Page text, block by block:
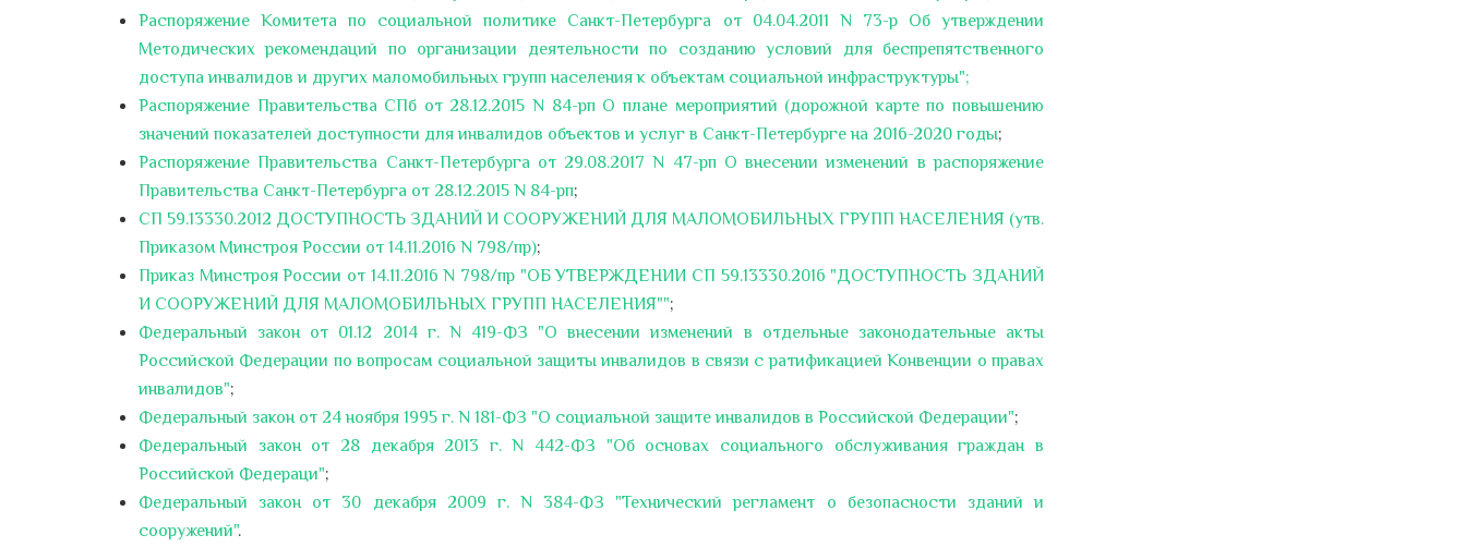
Распоряжение Комитета по социальной политике Санкт-Петербурга от 04.04.2011 N 73-р Об утверждении
Методических рекомендаций по организации деятельности по созданию условий для беспрепятственного
доступа инвалидов и других маломобильных групп населения к объектам социальной инфраструктуры";
Распоряжение Правительства СПб от 28.12.2015 N 84-рп О плане мероприятий (дорожной карте по повышению
значений показателей доступности для инвалидов объектов и услуг в Санкт-Петербурге на 2016-2020 годы;
Распоряжение Правительства Санкт-Петербурга от 29.08.2017 N 47-рп О внесении изменений в распоряжение
Правительства Санкт-Петербурга от 28.12.2015 N 84-рп;
СП 59.13330.2012 ДОСТУПНОСТЬ ЗДАНИЙ И СООРУЖЕНИЙ ДЛЯ МАЛОМОБИЛЬНЫХ ГРУПП НАСЕЛЕНИЯ (утв.
Приказом Минстроя России от 14.11.2016 N 798/пр);
Приказ Минстроя России от 14.11.2016 N 798/пр "ОБ УТВЕРЖДЕНИИ СП 59.13330.2016 "ДОСТУПНОСТЬ ЗДАНИЙ
И СООРУЖЕНИЙ ДЛЯ МАЛОМОБИЛЬНЫХ ГРУПП НАСЕЛЕНИЯ"";
Федеральный закон от 01.12 2014 г. N 419-ФЗ "О внесении изменений в отдельные законодательные акты
Российской Федерации по вопросам социальной защиты инвалидов в связи с ратификацией Конвенции о правах
инвалидов";
Федеральный закон от 24 ноября 1995 г. N 181-ФЗ "О социальной защите инвалидов в Российской Федерации";
Федеральный закон от 28 декабря 2013 г. N 442-ФЗ "Об основах социального обслуживания граждан в
Российской Федераци";
Федеральный закон от 30 декабря 2009 г. N 384-ФЗ "Технический регламент о безопасности зданий и
сооружений".